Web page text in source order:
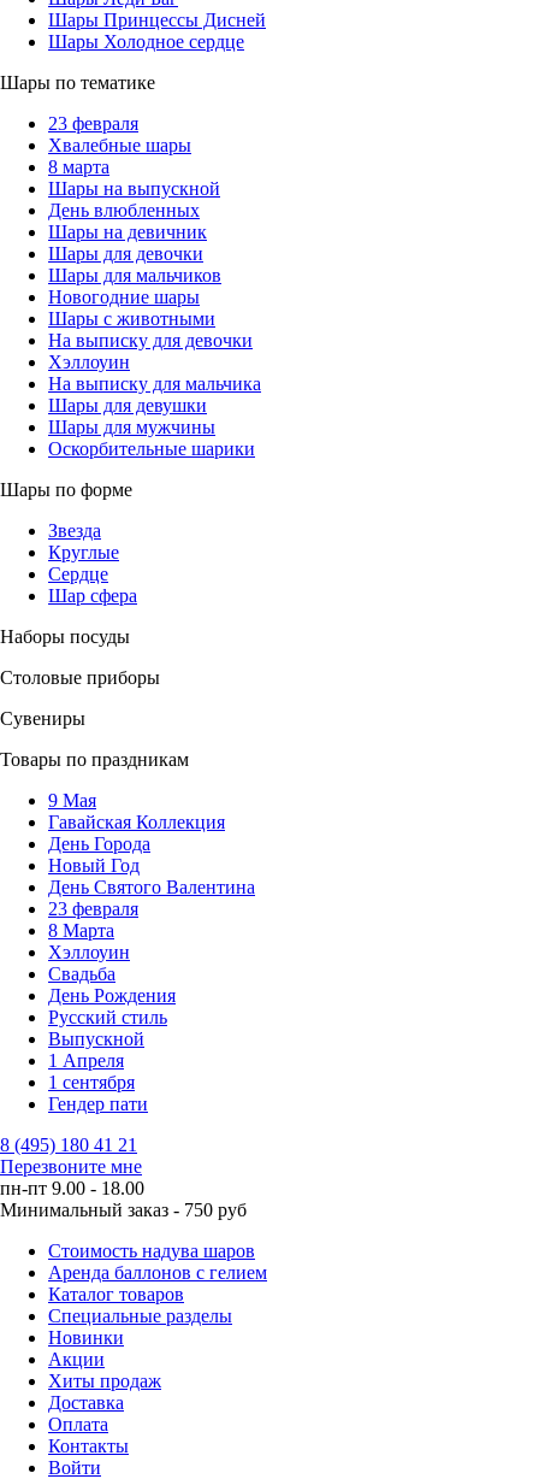
Шары Принцессы Дисней
Шары Холодное сердце
Шары по тематике
23 февраля
Хвалебные шары
8 марта
Шары на выпускной
День влюбленных
Шары на девичник
Шары для девочки
Шары для мальчиков
Новогодние шары
Шары с животными
На выписку для девочки
Хэллоуин
На выписку для мальчика
Шары для девушки
Шары для мужчины
Оскорбительные шарики
Шары по форме
Звезда
Круглые
Сердце
Шар сфера
Наборы посуды
Столовые приборы
Сувениры
Товары по праздникам
9 Мая
Гавайская Коллекция
День Города
Новый Год
День Святого Валентина
23 февраля
8 Марта
Хэллоуин
Свадьба
День Рождения
Русский стиль
Выпускной
1 Апреля
1 сентября
Гендер пати
8 (495) 180 41 21
Перезвоните мне
пн-пт 9.00 - 18.00
Минимальный заказ - 750 руб
Стоимость надува шаров
Аренда баллонов с гелием
Каталог товаров
Специальные разделы
Новинки
Акции
Хиты продаж
Доставка
Оплата
Контакты
Войти